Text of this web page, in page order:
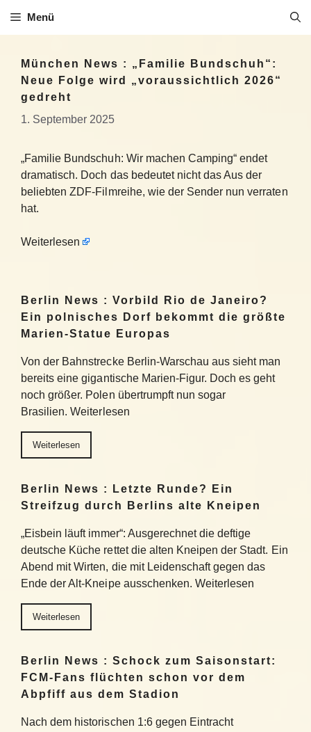
Inhalt
Menü
München News : „Familie Bundschuh“:
Neue Folge wird „voraussichtlich 2026“
gedreht
1. September 2025
„Familie Bundschuh: Wir machen Camping“ endet
dramatisch. Doch das bedeutet nicht das Aus der
beliebten ZDF-Filmreihe, wie der Sender nun verraten
hat.
Weiterlesen
Berlin News : Vorbild Rio de Janeiro?
Ein polnisches Dorf bekommt die größte
Marien-Statue Europas
Von der Bahnstrecke Berlin-Warschau aus sieht man
bereits eine gigantische Marien-Figur. Doch es geht
noch größer. Polen übertrumpft nun sogar
Brasilien. Weiterlesen
Weiterlesen
Berlin News : Letzte Runde? Ein
Streifzug durch Berlins alte Kneipen
„Eisbein läuft immer“: Ausgerechnet die deftige
deutsche Küche rettet die alten Kneipen der Stadt. Ein
Abend mit Wirten, die mit Leidenschaft gegen das
Ende der Alt-Kneipe ausschenken. Weiterlesen
Weiterlesen
Berlin News : Schock zum Saisonstart:
FCM-Fans flüchten schon vor dem
Abpfiff aus dem Stadion
Nach dem historischen 1:6 gegen Eintracht